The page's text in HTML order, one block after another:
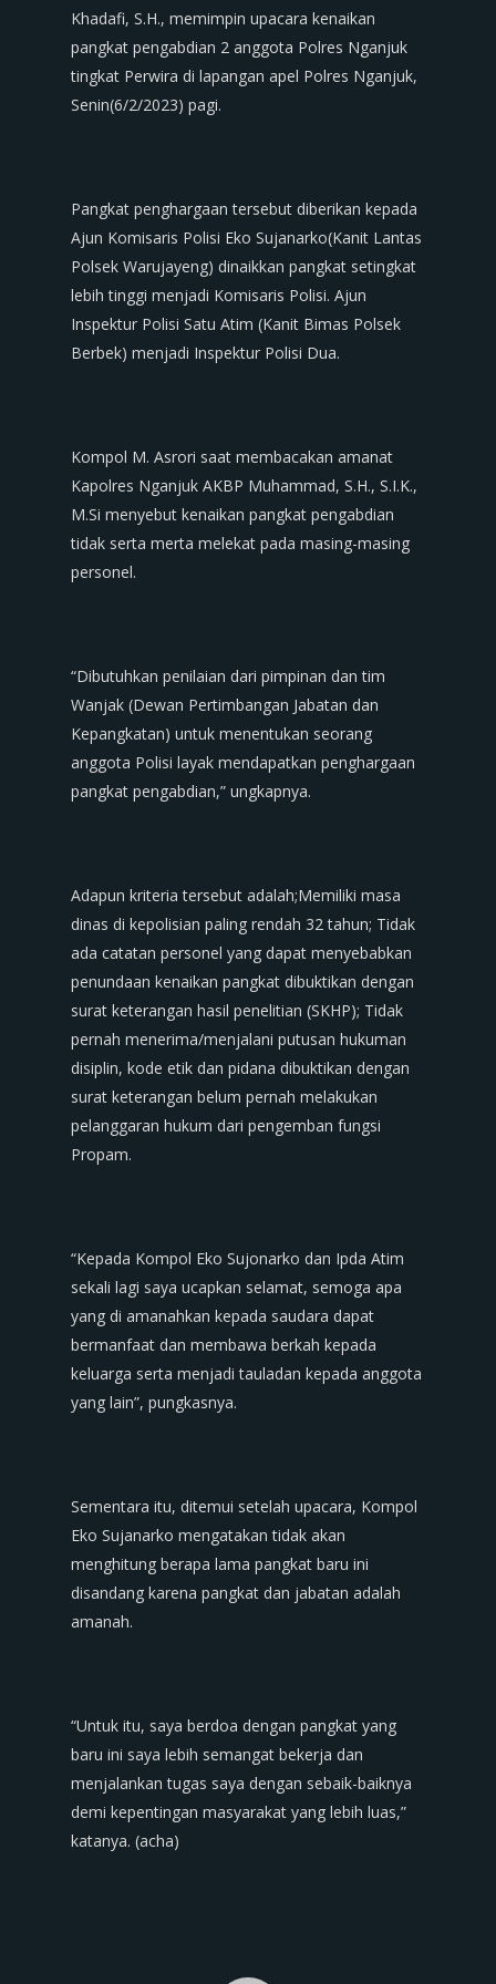
Khadafi, S.H., memimpin upacara kenaikan
pangkat pengabdian 2 anggota Polres Nganjuk
tingkat Perwira di lapangan apel Polres Nganjuk,
Senin(6/2/2023) pagi.
Pangkat penghargaan tersebut diberikan kepada
Ajun Komisaris Polisi Eko Sujanarko(Kanit Lantas
Polsek Warujayeng) dinaikkan pangkat setingkat
lebih tinggi menjadi Komisaris Polisi. Ajun
Inspektur Polisi Satu Atim (Kanit Bimas Polsek
Berbek) menjadi Inspektur Polisi Dua.
Kompol M. Asrori saat membacakan amanat
Kapolres Nganjuk AKBP Muhammad, S.H., S.I.K.,
M.Si menyebut kenaikan pangkat pengabdian
tidak serta merta melekat pada masing-masing
personel.
“Dibutuhkan penilaian dari pimpinan dan tim
Wanjak (Dewan Pertimbangan Jabatan dan
Kepangkatan) untuk menentukan seorang
anggota Polisi layak mendapatkan penghargaan
pangkat pengabdian,” ungkapnya.
Adapun kriteria tersebut adalah;Memiliki masa
dinas di kepolisian paling rendah 32 tahun; Tidak
ada catatan personel yang dapat menyebabkan
penundaan kenaikan pangkat dibuktikan dengan
surat keterangan hasil penelitian (SKHP); Tidak
pernah menerima/menjalani putusan hukuman
disiplin, kode etik dan pidana dibuktikan dengan
surat keterangan belum pernah melakukan
pelanggaran hukum dari pengemban fungsi
Propam.
“Kepada Kompol Eko Sujonarko dan Ipda Atim
sekali lagi saya ucapkan selamat, semoga apa
yang di amanahkan kepada saudara dapat
bermanfaat dan membawa berkah kepada
keluarga serta menjadi tauladan kepada anggota
yang lain”, pungkasnya.
Sementara itu, ditemui setelah upacara, Kompol
Eko Sujanarko mengatakan tidak akan
menghitung berapa lama pangkat baru ini
disandang karena pangkat dan jabatan adalah
amanah.
“Untuk itu, saya berdoa dengan pangkat yang
baru ini saya lebih semangat bekerja dan
menjalankan tugas saya dengan sebaik-baiknya
demi kepentingan masyarakat yang lebih luas,”
katanya. (acha)